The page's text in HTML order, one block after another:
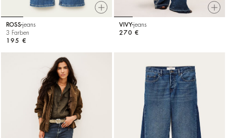
ROSS jeans
3 Farben
195 €
VIVY jeans
270 €